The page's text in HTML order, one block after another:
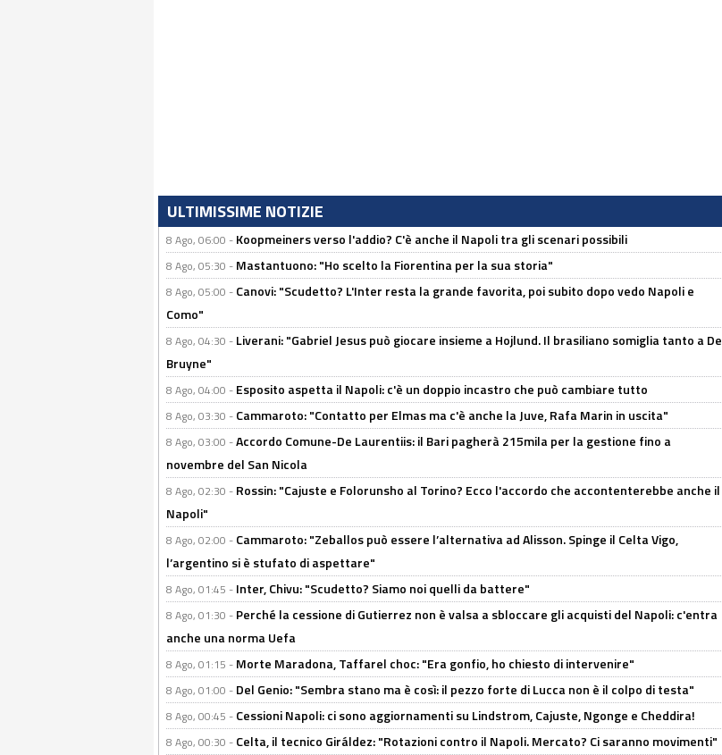
ULTIMISSIME NOTIZIE
8 Ago, 06:00 - Koopmeiners verso l'addio? C'è anche il Napoli tra gli scenari possibili
8 Ago, 05:30 - Mastantuono: "Ho scelto la Fiorentina per la sua storia"
8 Ago, 05:00 - Canovi: "Scudetto? L'Inter resta la grande favorita, poi subito dopo vedo Napoli e
Como"
8 Ago, 04:30 - Liverani: "Gabriel Jesus può giocare insieme a Hojlund. Il brasiliano somiglia tanto a De
Bruyne"
8 Ago, 04:00 - Esposito aspetta il Napoli: c'è un doppio incastro che può cambiare tutto
8 Ago, 03:30 - Cammaroto: "Contatto per Elmas ma c'è anche la Juve, Rafa Marin in uscita"
8 Ago, 03:00 -Accordo Comune-De Laurentiis: il Bari pagherà 215mila per la gestione fino a
novembre del San Nicola
8 Ago, 02:30 - Rossin: "Cajuste e Folorunsho al Torino? Ecco l'accordo che accontenterebbe anche il
Napoli"
8 Ago, 02:00 - Cammaroto: "Zeballos può essere l’alternativa ad Alisson. Spinge il Celta Vigo,
l’argentino si è stufato di aspettare"
8 Ago, 01:45 - Inter, Chivu: "Scudetto? Siamo noi quelli da battere"
8 Ago, 01:30 - Perché la cessione di Gutierrez non è valsa a sbloccare gli acquisti del Napoli: c'entra
anche una norma Uefa
8 Ago, 01:15 - Morte Maradona, Taffarel choc: "Era gonfio, ho chiesto di intervenire"
8 Ago, 01:00 - Del Genio: "Sembra stano ma è così: il pezzo forte di Lucca non è il colpo di testa"
8 Ago, 00:45 - Cessioni Napoli: ci sono aggiornamenti su Lindstrom, Cajuste, Ngonge e Cheddira!
8 Ago, 00:30 - Celta, il tecnico Giráldez: "Rotazioni contro il Napoli. Mercato? Ci saranno movimenti"